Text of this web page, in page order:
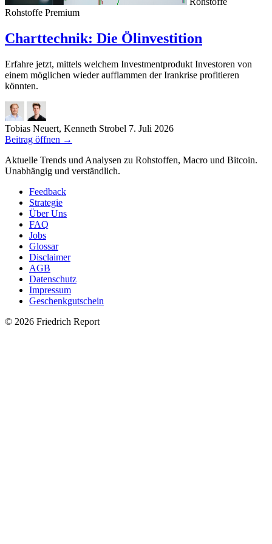
Rohstoffe Premium
Charttechnik: Die Ölinvestition
Erfahre jetzt, mittels welchem Investmentprodukt Investoren von
einem möglichen wieder aufflammen der Irankrise profitieren
könnten.
Tobias Neuert, Kenneth Strobel 7. Juli 2026
Beitrag öffnen →
Aktuelle Trends und Analysen zu Rohstoffen, Macro und Bitcoin.
Unabhängig und verständlich.
Feedback
Strategie
Über Uns
FAQ
Jobs
Glossar
Disclaimer
AGB
Datenschutz
Impressum
Geschenkgutschein
© 2026 Friedrich Report